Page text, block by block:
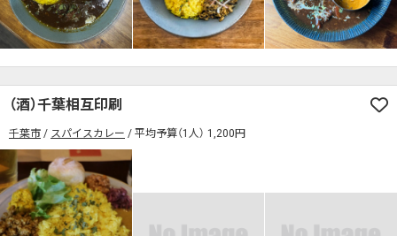
（酒）千葉相互印刷
千葉市 スパイスカレー 平均予算（1人） 1,200円